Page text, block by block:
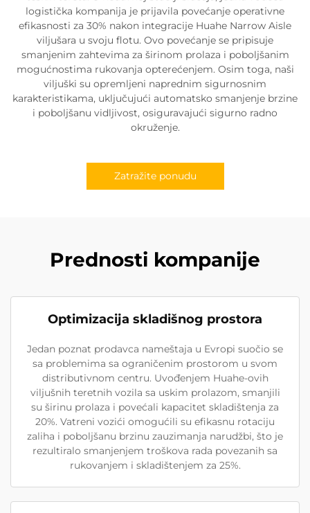
logistička kompanija je prijavila povećanje operativne
efikasnosti za 30% nakon integracije Huahe Narrow Aisle
viljušara u svoju flotu. Ovo povećanje se pripisuje
smanjenim zahtevima za širinom prolaza i poboljšanim
mogućnostima rukovanja opterećenjem. Osim toga, naši
viljuški su opremljeni naprednim sigurnosnim
karakteristikama, uključujući automatsko smanjenje brzine
i poboljšanu vidljivost, osiguravajući sigurno radno
okruženje.
Zatražite ponudu
Prednosti kompanije
Optimizacija skladišnog prostora
Jedan poznat prodavca nameštaja u Evropi suočio se
sa problemima sa ograničenim prostorom u svom
distributivnom centru. Uvođenjem Huahe-ovih
viljušnih teretnih vozila sa uskim prolazom, smanjili
su širinu prolaza i povećali kapacitet skladištenja za
20%. Vatreni vozići omogućili su efikasnu rotaciju
zaliha i poboljšanu brzinu zauzimanja narudžbi, što je
rezultiralo smanjenjem troškova rada povezanih sa
rukovanjem i skladištenjem za 25%.